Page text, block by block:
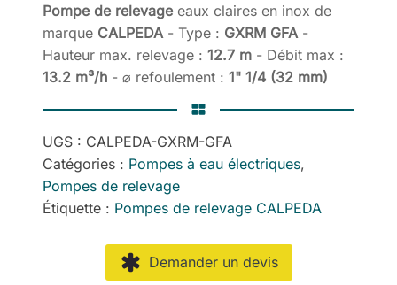
Pompe de relevageeaux claires en inox de
marque CALPEDA - Type : GXRM GFA -
Hauteur max. relevage : 12.7 m - Débit max :
13.2 m³/h - ⌀ refoulement : 1" 1/4 (32 mm)
UGS : CALPEDA-GXRM-GFA
Catégories : Pompes à eau électriques,
Pompes de relevage
Étiquette : Pompes de relevage CALPEDA
Demander un devis